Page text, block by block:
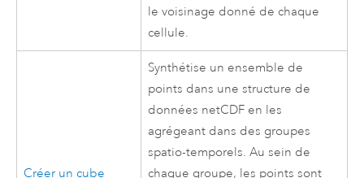
le voisinage donné de chaque
cellule.
Créer un cube
Synthétise un ensemble de
points dans une structure de
données netCDF en les
agrégeant dans des groupes
spatio-temporels. Au sein de
chaque groupe, les points sont